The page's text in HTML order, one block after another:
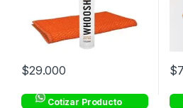
$29.000
Cotizar Producto
$